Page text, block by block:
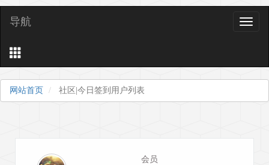
导
导航
网站首页 社区|今日签到用户列表
会员